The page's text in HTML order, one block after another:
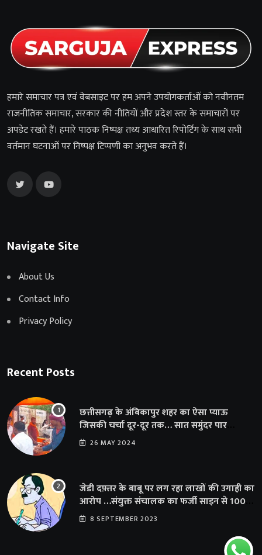
हमारे समाचार पत्र एवं वेबसाइट पर हम अपने उपयोगकर्ताओं को नवीनतम
राजनीतिक समाचार, सरकार की नीतियों और प्रदेश स्तर के समाचारों पर
अपडेट रखते हैं। हमारे पाठक निष्पक्ष तथ्य आधारित रिपोर्टिंग के साथ सभी
वर्तमान घटनाओं पर निष्पक्ष टिप्पणी का अनुभव करते हैं।
Navigate Site
About Us
Contact Info
Privacy Policy
Recent Posts
छत्तीसगढ़ के अंबिकापुर शहर का ऐसा प्याऊ
जिसकी चर्चा दूर-दूर तक… सात समुंदर पार
अमेरिका से भी पहुंचा सहयोग
26 MAY 2024
जेडी दफ़्तर के बाबू पर लग रहा लाखों की उगाही का
आरोप …संयुक्त संचालक का फर्जी साइन से 100
शिक्षकों क़ो थमाया संशोधन आदेश
8 SEPTEMBER 2023